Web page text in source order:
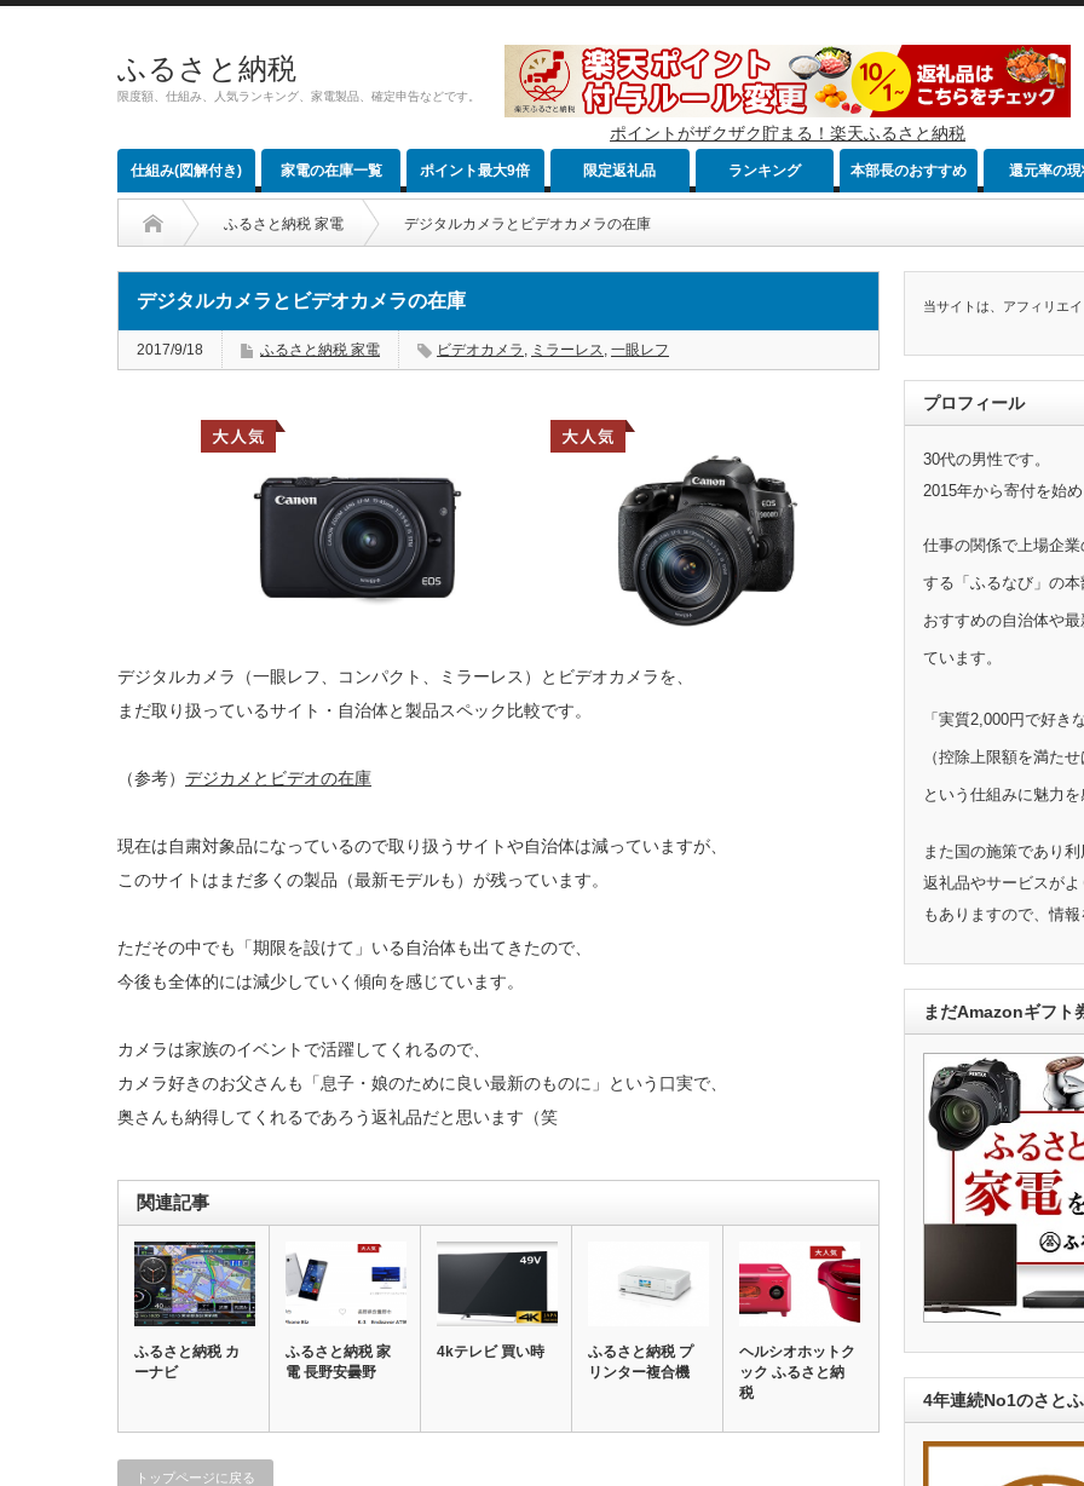
ふるさと納税
限度額、仕組み、人気ランキング、家電製品、確定申告などです。
ポイントがザクザク貯まる！楽天ふるさと納税
仕組み(図解付き) 家電の在庫一覧 ポイント最大9倍 限定返礼品 ランキング 本部長のおすすめ 還元率の
ふるさと納税 家電 デジタルカメラとビデオカメラの在庫
デジタルカメラとビデオカメラの在庫
2017/9/18 ふるさと納税 家電 ビデオカメラ , ミラーレス, 一眼レフ
デジタルカメラ（一眼レフ、コンパクト、ミラーレス）とビデオカメラを、
まだ取り扱っているサイト・自治体と製品スペック比較です。
（参考） デジカメとビデオの在庫
現在は自粛対象品になっているので取り扱うサイトや自治体は減っていますが、
このサイトはまだ多くの製品（最新モデルも）が残っています。
ただその中でも「期限を設けて」いる自治体も出てきたので、
今後も全体的には減少していく傾向を感じています。
カメラは家族のイベントで活躍してくれるので、
カメラ好きのお父さんも「息子・娘のために良い最新のものに」という口実で、
奥さんも納得してくれるであろう返礼品だと思います（笑
関連記事
ふるさと納税 カ
ーナビ
ふるさと納税 家
電 長野安曇野
4kテレビ 買い時
ふるさと納税 プ
リンター複合機
ヘルシオホットク
ック ふるさと納
税
トップページに戻る
当サイトは、アフィリエ
プロフィール
30代の男性です。
2015年から寄付を始
仕事の関係で上場企
する「ふるなび」の
おすすめの自治体や
ています。
「実質2,000円で好き
（控除上限額を満た
という仕組みに魅力
また国の施策であり
返礼品やサービスが
もありますので、情
まだAmazonギフト
4年連続No1のさと